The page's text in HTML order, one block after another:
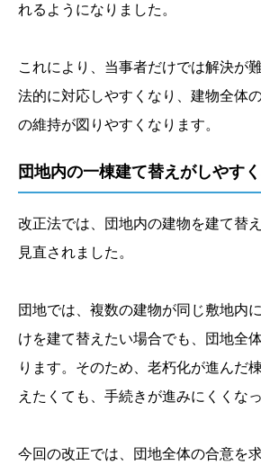
れるようになりました。
これにより、当事者だけでは解決が
法的に対応しやすくなり、建物全体
の維持が図りやすくなります。
団地内の一棟建て替えがしやす
改正法では、団地内の建物を建て替
見直されました。
団地では、複数の建物が同じ敷地内
けを建て替えたい場合でも、団地全
ります。そのため、老朽化が進んだ
えたくても、手続きが進みにくくな
今回の改正では、団地全体の合意を